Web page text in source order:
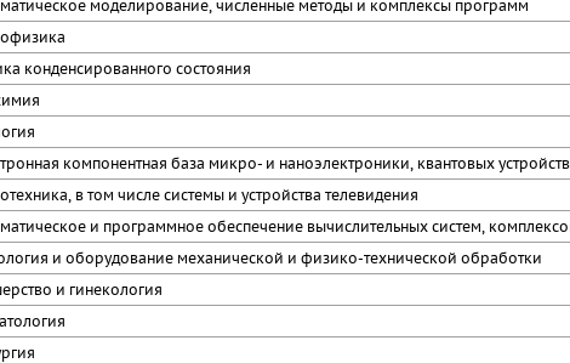
моделирование, численные методы и комплексы программ
конденсированного состояния
компонентная база микро- и наноэлектроники, квантовых устройств
в том числе системы и устройства телевидения
и программное обеспечение вычислительных систем,
и оборудование механической и физико-технической обработки
и гинекология